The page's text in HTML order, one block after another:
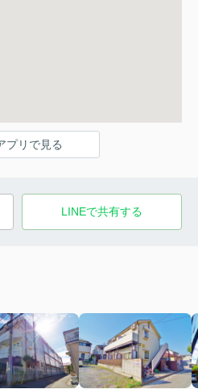
プリで見る
LINEで共有する